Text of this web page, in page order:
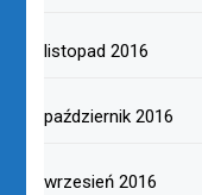
listopad 2016
październik 2016
wrzesień 2016